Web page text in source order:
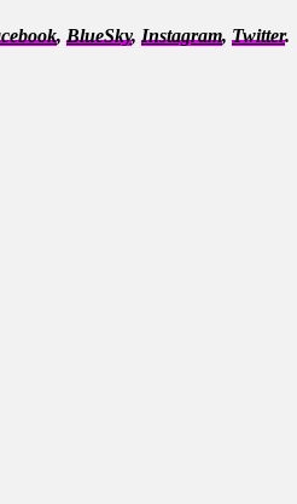
, BlueSky, Instagram, Twitter.